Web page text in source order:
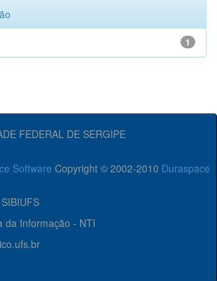
1
FEDERAL DE SERGIPE
Software Copyright © 2002-2010 Duraspace
da Informação - NTI